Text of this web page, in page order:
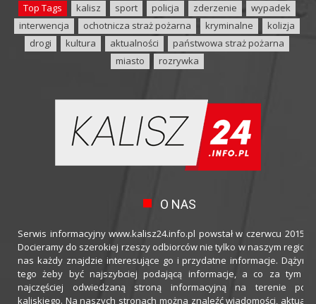
Top Tags kalisz sport policja zderzenie
wypadek
interwencja
ochotnicza straż pożarna kryminalne
kolizja
drogi
kultura aktualności
państwowa straż pożarna
miasto
rozrywka
O NAS
Serwis informacyjny www.kalisz24.info.pl powstał w czerwcu 2015
Docieramy do szerokiej rzeszy odbiorców nie tylko w naszym
nas każdy znajdzie interesujące go i przydatne informacje.
tego żeby być najszybciej podającą informacje, a co za tym
najczęściej odwiedzaną stroną informacyjną na terenie
kaliskiego. Na naszych stronach można znaleźć wiadomości,